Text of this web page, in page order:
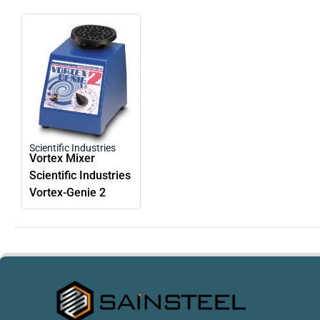
Scientific Industries
Vortex Mixer
Scientific Industries
Vortex-Genie 2